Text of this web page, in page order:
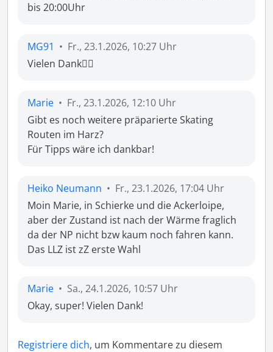
bis 20:00Uhr
MG91 • Fr., 23.1.2026, 10:27 Uhr
Vielen Dank👍🏼
Marie • Fr., 23.1.2026, 12:10 Uhr
Gibt es noch weitere präparierte Skating
Routen im Harz?
Für Tipps wäre ich dankbar!
Heiko Neumann • Fr., 23.1.2026, 17:04 Uhr
Moin Marie, in Schierke und die Ackerloipe,
aber der Zustand ist nach der Wärme fraglich
da der NP nicht bzw kaum noch fahren kann.
Das LLZ ist zZ erste Wahl
Marie • Sa., 24.1.2026, 10:57 Uhr
Okay, super! Vielen Dank!
Registriere dich, um Kommentare zu diesem